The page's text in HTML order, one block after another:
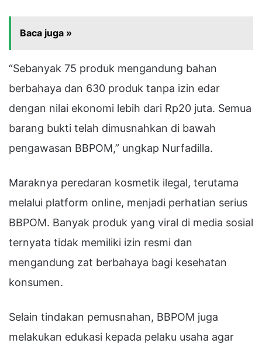
Baca juga »
“Sebanyak 75 produk mengandung bahan
berbahaya dan 630 produk tanpa izin edar
dengan nilai ekonomi lebih dari Rp20 juta. Semua
barang bukti telah dimusnahkan di bawah
pengawasan BBPOM,” ungkap Nurfadilla.
Maraknya peredaran kosmetik ilegal, terutama
melalui platform online, menjadi perhatian serius
BBPOM. Banyak produk yang viral di media sosial
ternyata tidak memiliki izin resmi dan
mengandung zat berbahaya bagi kesehatan
konsumen.
Selain tindakan pemusnahan, BBPOM juga
melakukan edukasi kepada pelaku usaha agar